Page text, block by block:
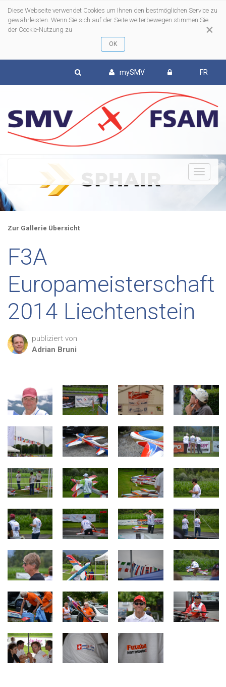
×
Diese Webseite verwendet Cookies um Ihnen den bestmöglichen Service zu
gewährleisten. Wenn Sie sich auf der Seite weiterbewegen stimmen Sie
der Cookie-Nutzung zu
mySMV FR
Zur Gallerie Übersicht
F3A
Europameisterschaft
2014 Liechtenstein
publiziert von
Adrian Bruni